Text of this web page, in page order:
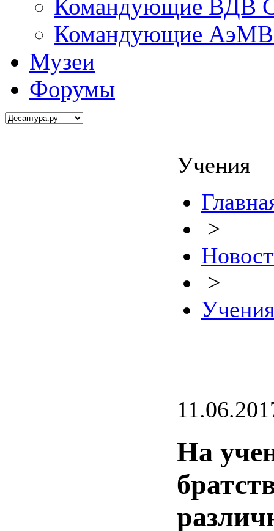
Командующие ВДВ
Командующие АэМВ
Музеи
Форумы
Учения
>
>
Учения
На